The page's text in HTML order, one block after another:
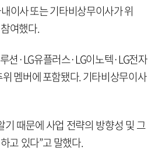
이사 또는 기타비상무이사가 위
여했다.
션·LG유플러스·LG이노텍·LG전자
멤버에 포함됐다. 기타비상무이사
기 때문에 사업 전략의 방향성 및 그
고 있다”고 말했다.